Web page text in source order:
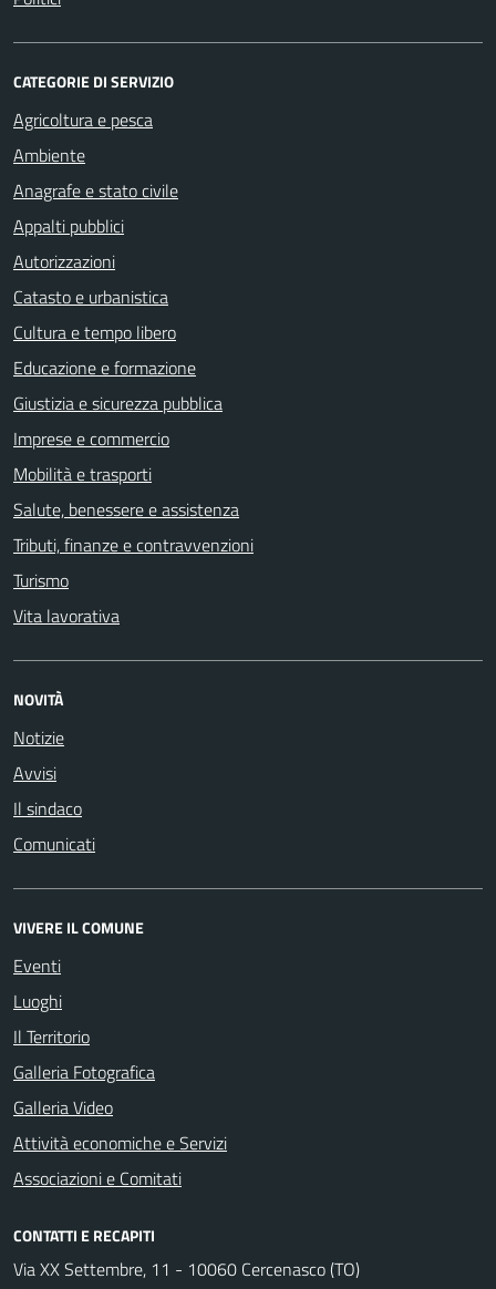
CATEGORIE DI SERVIZIO
Agricoltura e pesca
Ambiente
Anagrafe e stato civile
Appalti pubblici
Autorizzazioni
Catasto e urbanistica
Cultura e tempo libero
Educazione e formazione
Giustizia e sicurezza pubblica
Imprese e commercio
Mobilità e trasporti
Salute, benessere e assistenza
Tributi, finanze e contravvenzioni
Turismo
Vita lavorativa
NOVITÀ
Notizie
Avvisi
Il sindaco
Comunicati
VIVERE IL COMUNE
Eventi
Luoghi
Il Territorio
Galleria Fotografica
Galleria Video
Attività economiche e Servizi
Associazioni e Comitati
CONTATTI E RECAPITI
Via XX Settembre, 11 - 10060 Cercenasco (TO)